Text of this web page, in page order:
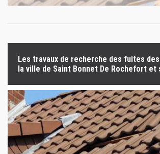
Les travaux de recherche des fuites
la ville de Saint Bonnet De Rochefort et